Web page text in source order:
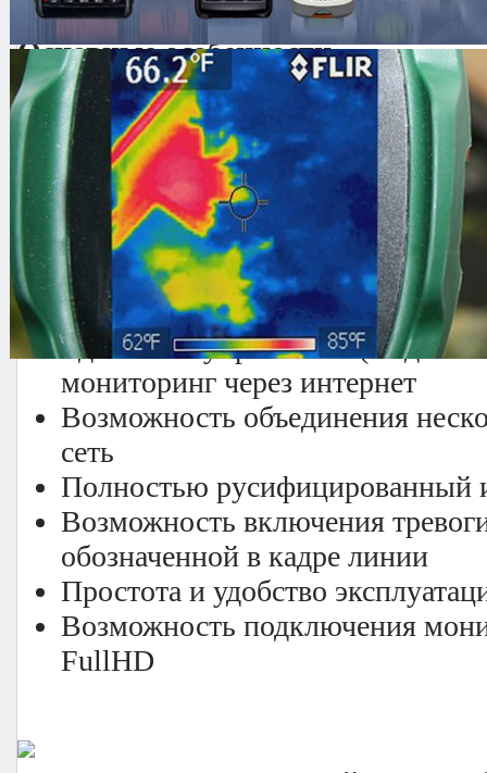
Основные особенности
HDMI
16 видеовходов
25 к/с на канал при разрешении
12 к/с на канал при разрешении
6 к/с на канал при разрешении
E-SATA
Трансляция на мобильные
Удаленное управление (из дома
мониторинг через интернет
Возможность объединения
сеть
Полностью русифицированный
Возможность включения
обозначенной в кадре линии
Простота и удобство
Возможность подключения
FullHD